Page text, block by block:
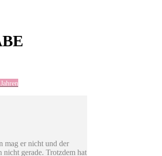
mag er nicht und der
nicht gerade. Trotzdem hat